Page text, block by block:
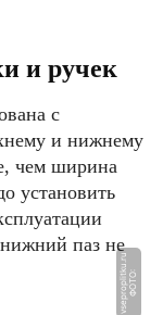
и ручек
с
и нижнему
чем ширина
установить
паз не
Ф
О
Т
О:
v
s
e
p
r
o
pli
t
k
u.
r
u